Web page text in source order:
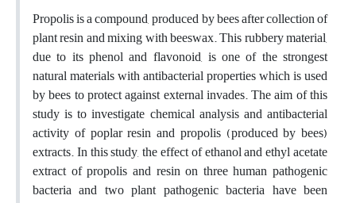
Propolis is a compound, produced by bees after collection of
plant resin and mixing with beeswax. This rubbery material,
due to its phenol and flavonoid, is one of the strongest
natural materials with antibacterial properties which is used
by bees to protect against external invades. The aim of this
study is to investigate chemical analysis and antibacterial
activity of poplar resin and propolis (produced by bees)
extracts. In this study, the effect of ethanol and ethyl acetate
extract of propolis and resin on three human pathogenic
bacteria and two plant pathogenic bacteria have been